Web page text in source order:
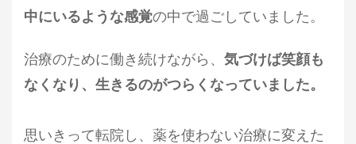
中にいるような感覚の中で過ごしていました。
治療のために働き続けながら、 気づけば笑顔も
なくなり、生きるのがつらくなっていました。
思いきって転院し、薬を使わない治療に変えた